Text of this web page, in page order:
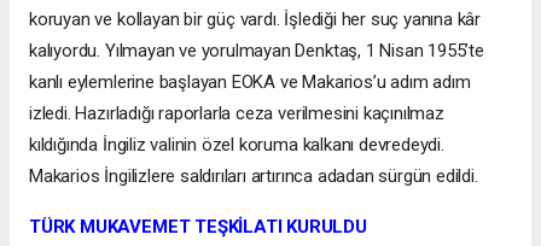
koruyan ve kollayan bir güç vardı. İşlediği her suç yanına kâr
kalıyordu. Yılmayan ve yorulmayan Denktaş, 1 Nisan 1955’te
kanlı eylemlerine başlayan EOKA ve Makarios’u adım adım
izledi. Hazırladığı raporlarla ceza verilmesini kaçınılmaz
kıldığında İngiliz valinin özel koruma kalkanı devredeydi.
Makarios İngilizlere saldırıları artırınca adadan sürgün edildi.
TÜRK MUKAVEMET TEŞKİLATI KURULDU